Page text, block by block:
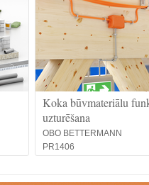
Koka būvmateriālu
uzturēšana
OBO BETTERMANN
PR1406